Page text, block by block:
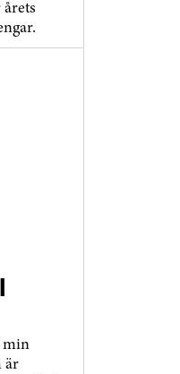
min
är